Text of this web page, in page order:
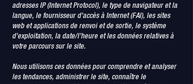
adresses IP (Internet Protocol), le type de navigateur et la
langue, le fournisseur d’accès à Internet (FAI), les sites
web et applications de renvoi et de sortie, le système
d’exploitation, la date/l’heure et les données relatives à
votre parcours sur le site.
Nous utilisons ces données pour comprendre et analyser
les tendances, administrer le site, connaître le